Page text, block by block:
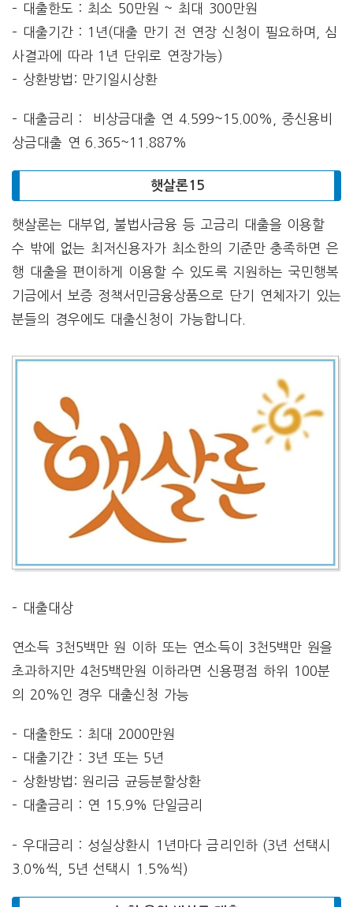
– 대출한도 : 최소 50만원 ~ 최대 300만원
– 대출기간 : 1년(대출 만기 전 연장 신청이 필요하며, 심
사결과에 따라 1년 단위로 연장가능)
– 상환방법: 만기일시상환
– 대출금리 : 비상금대출 연 4.599~15.00%, 중신용비
상금대출 연 6.365~11.887%
햇살론15
햇살론는 대부업, 불법사금융 등 고금리 대출을 이용할
수 밖에 없는 최저신용자가 최소한의 기준만 충족하면 은
행 대출을 편이하게 이용할 수 있도록 지원하는 국민행복
기금에서 보증 정책서민금융상품으로 단기 연체자기 있는
분들의 경우에도 대출신청이 가능합니다.
– 대출대상
연소득 3천5백만 원 이하 또는 연소득이 3천5백만 원을
초과하지만 4천5백만원 이하라면 신용평점 하위 100분
의 20%인 경우 대출신청 가능
– 대출한도 : 최대 2000만원
– 대출기간 : 3년 또는 5년
– 상환방법: 원리금 균등분할상환
– 대출금리 : 연 15.9% 단일금리
– 우대금리 : 성실상환시 1년마다 금리인하 (3년 선택시
3.0%씩, 5년 선택시 1.5%씩)